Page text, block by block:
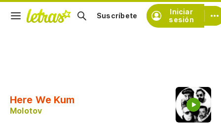
Iniciar
sesión
Suscríbete
Here We Kum
Molotov
Practicar la pronunciación de